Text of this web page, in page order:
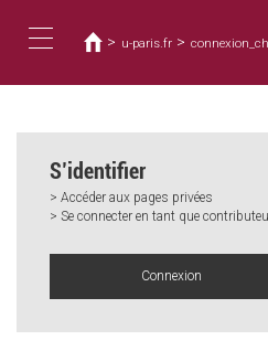
contenu
navigation
êtes
ici
> u-paris.fr >
S’identifier
> Accéder aux pages privées
> Se connecter en tant que
Connexion